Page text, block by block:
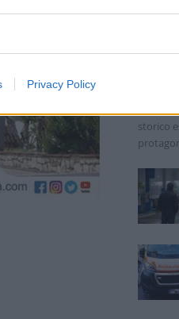
Privacy Policy
Una
della
storico